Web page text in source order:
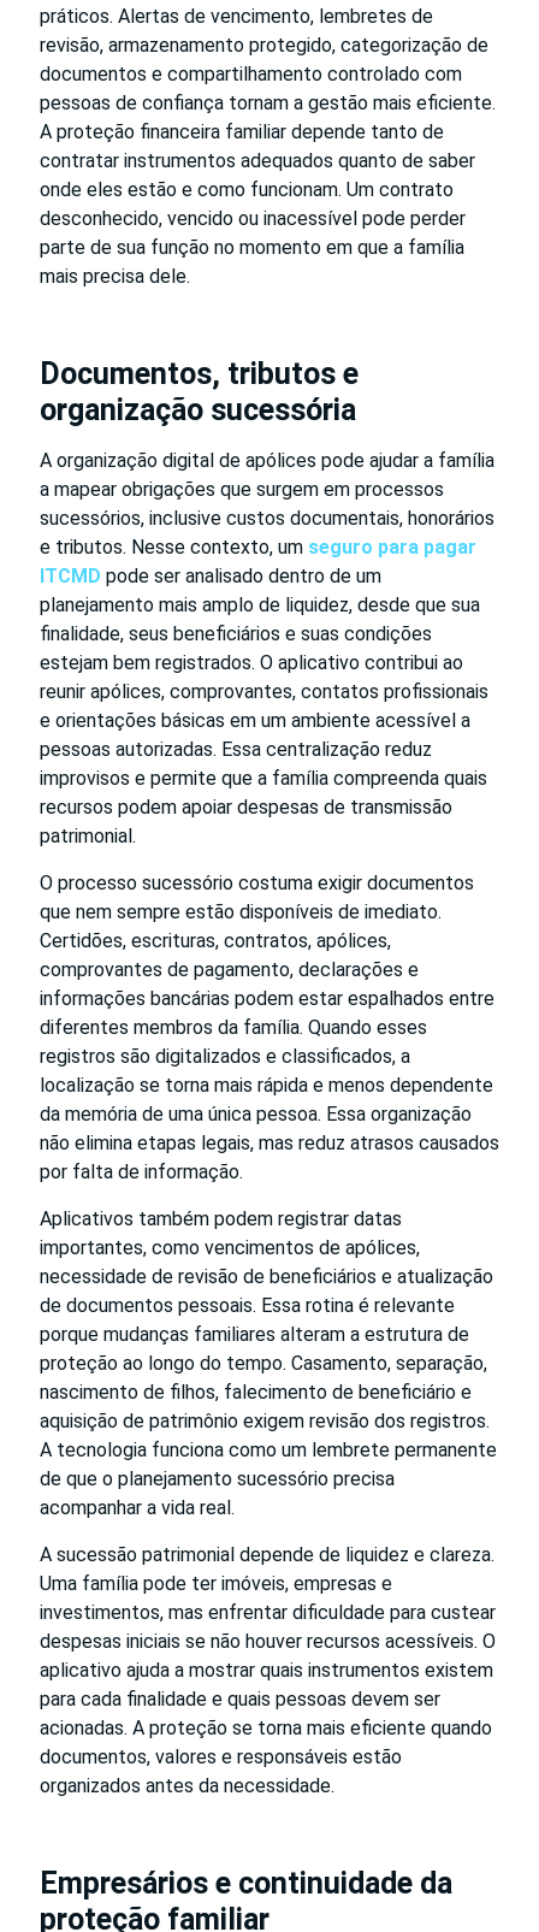
práticos. Alertas de vencimento, lembretes de
revisão, armazenamento protegido, categorização de
documentos e compartilhamento controlado com
pessoas de confiança tornam a gestão mais eficiente.
A proteção financeira familiar depende tanto de
contratar instrumentos adequados quanto de saber
onde eles estão e como funcionam. Um contrato
desconhecido, vencido ou inacessível pode perder
parte de sua função no momento em que a família
mais precisa dele.
Documentos, tributos e
organização sucessória
A organização digital de apólices pode ajudar a família
a mapear obrigações que surgem em processos
sucessórios, inclusive custos documentais, honorários
e tributos. Nesse contexto, um seguro para pagar
ITCMD pode ser analisado dentro de um
planejamento mais amplo de liquidez, desde que sua
finalidade, seus beneficiários e suas condições
estejam bem registrados. O aplicativo contribui ao
reunir apólices, comprovantes, contatos profissionais
e orientações básicas em um ambiente acessível a
pessoas autorizadas. Essa centralização reduz
improvisos e permite que a família compreenda quais
recursos podem apoiar despesas de transmissão
patrimonial.
O processo sucessório costuma exigir documentos
que nem sempre estão disponíveis de imediato.
Certidões, escrituras, contratos, apólices,
comprovantes de pagamento, declarações e
informações bancárias podem estar espalhados entre
diferentes membros da família. Quando esses
registros são digitalizados e classificados, a
localização se torna mais rápida e menos dependente
da memória de uma única pessoa. Essa organização
não elimina etapas legais, mas reduz atrasos causados
por falta de informação.
Aplicativos também podem registrar datas
importantes, como vencimentos de apólices,
necessidade de revisão de beneficiários e atualização
de documentos pessoais. Essa rotina é relevante
porque mudanças familiares alteram a estrutura de
proteção ao longo do tempo. Casamento, separação,
nascimento de filhos, falecimento de beneficiário e
aquisição de patrimônio exigem revisão dos registros.
A tecnologia funciona como um lembrete permanente
de que o planejamento sucessório precisa
acompanhar a vida real.
A sucessão patrimonial depende de liquidez e clareza.
Uma família pode ter imóveis, empresas e
investimentos, mas enfrentar dificuldade para custear
despesas iniciais se não houver recursos acessíveis. O
aplicativo ajuda a mostrar quais instrumentos existem
para cada finalidade e quais pessoas devem ser
acionadas. A proteção se torna mais eficiente quando
documentos, valores e responsáveis estão
organizados antes da necessidade.
Empresários e continuidade da
proteção familiar